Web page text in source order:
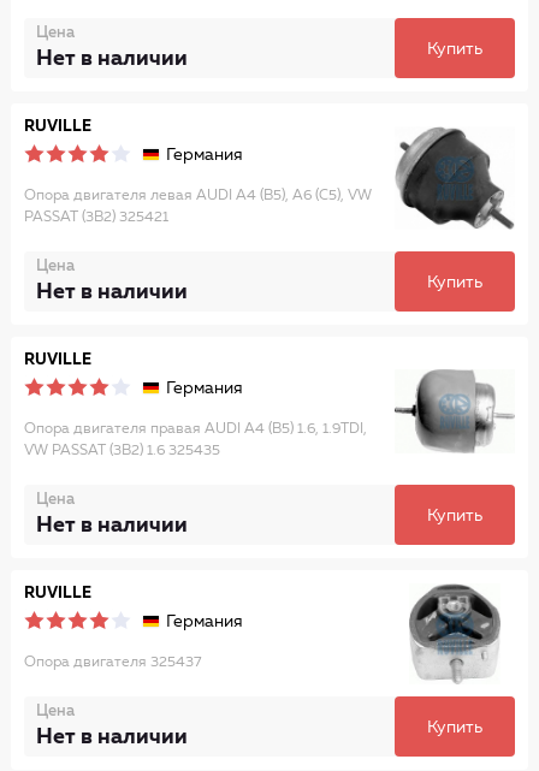
Цена
Нет в наличии Купить
RUVILLE
Германия
Опора двигателя левая AUDI A4 (B5), A6 (C5), VW
PASSAT (3B2) 325421
Цена
Нет в наличии Купить
RUVILLE
Германия
Опора двигателя правая AUDI A4 (B5) 1.6, 1.9TDI,
VW PASSAT (3B2) 1.6 325435
Цена
Нет в наличии Купить
RUVILLE
Германия
Опора двигателя 325437
Цена
Нет в наличии Купить